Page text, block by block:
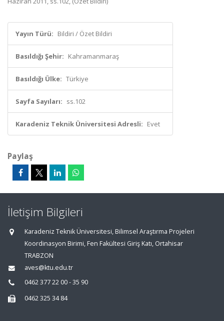
Yayın Türü: Bildiri / Özet Bildiri
Basıldığı Şehir: Kahramanmaraş
Basıldığı Ülke: Türkiye
Sayfa Sayıları: ss.102
Karadeniz Teknik Üniversitesi Adresli: Evet
Paylaş
İletişim Bilgileri
Karadeniz Teknik Üniversitesi, Bilimsel Araştırma Projeleri
Koordinasyon Birimi, Fen Fakültesi Giriş Katı, Ortahisar
TRABZON
aves@ktu.edu.tr
0462 377 22 00 - 35 90
0462 325 34 84